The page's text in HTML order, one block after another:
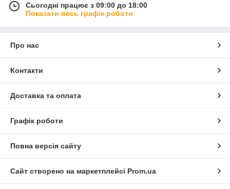
Сьогодні працює з 09:00 до 18:00
Показати весь графік роботи
Про нас
Контакти
Доставка та оплата
Графік роботи
Повна версія сайту
Сайт створено на маркетплейсі Prom.ua